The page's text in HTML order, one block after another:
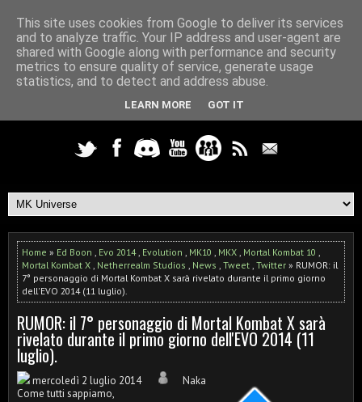
Home » Ed Boon , Evo 2014, Evolution , MK10 , MKX , Mortal Kombat 10 ,
Mortal Kombat X , Netherrealm Studios , News , Tweet , Twitter » RUMOR: il
7° personaggio di Mortal Kombat X sarà rivelato durante il primo giorno
dell'EVO 2014 (11 luglio).
RUMOR: il 7° personaggio di Mortal Kombat X sarà
rivelato durante il primo giorno dell'EVO 2014 (11
luglio).
mercoledì 2 luglio 2014
Naka
Come tutti sappiamo,
This site uses cookies from Google to deliver its services
and to analyze traffic. Your IP address and user-agent are
shared with Google along with performance and security
metrics to ensure quality of service, generate usage
statistics, and to detect and address abuse.
LEARN MORE GOT IT